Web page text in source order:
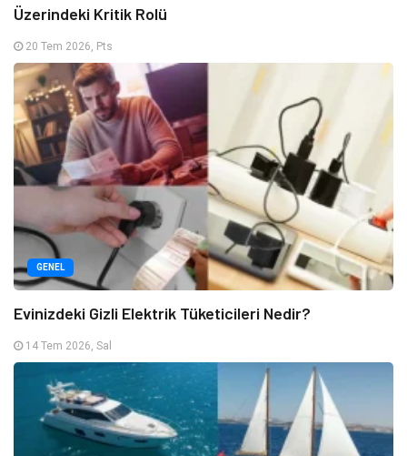
Üzerindeki Kritik Rolü
20 Tem 2026, Pts
GENEL
Evinizdeki Gizli Elektrik Tüketicileri Nedir?
14 Tem 2026, Sal